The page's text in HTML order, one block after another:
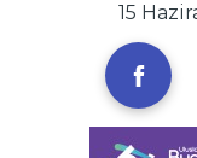
15